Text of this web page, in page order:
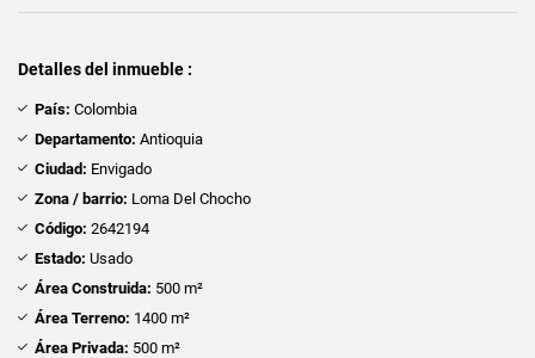
Detalles del inmueble :
País: Colombia
Departamento: Antioquia
Ciudad: Envigado
Zona / barrio: Loma Del Chocho
Código: 2642194
Estado: Usado
Área Construida: 500 m²
Área Terreno: 1400 m²
Área Privada: 500 m²